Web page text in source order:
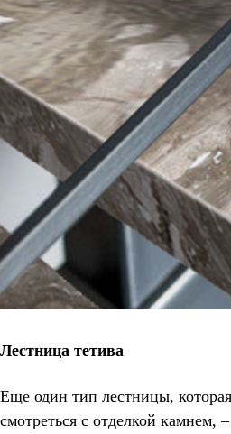
Лестница тетива
Еще один тип лестницы,
смотреться с отделкой камнем,